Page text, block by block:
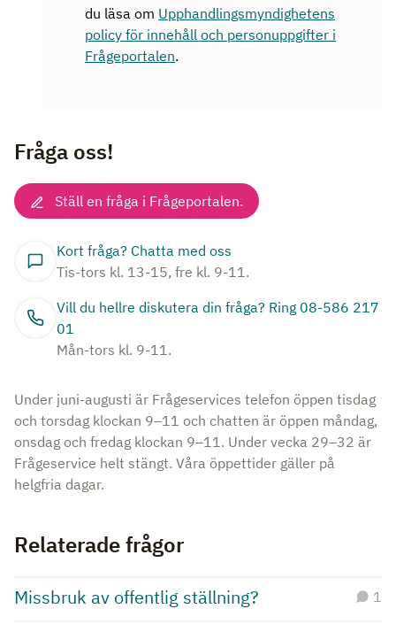
du läsa om Upphandlingsmyndighetens
policy för innehåll och personuppgifter i
Frågeportalen.
Fråga oss!
Ställ en fråga i Frågeportalen.
Kort fråga? Chatta med oss
Tis-tors kl. 13-15, fre kl. 9-11.
Vill du hellre diskutera din fråga? Ring 08-586 217
01
Mån-tors kl. 9-11.
Under juni-augusti är Frågeservices telefon öppen tisdag
och torsdag klockan 9–11 och chatten är öppen måndag,
onsdag och fredag klockan 9–11. Under vecka 29–32 är
Frågeservice helt stängt. Våra öppettider gäller på
helgfria dagar.
Relaterade frågor
Missbruk av offentlig ställning? 1